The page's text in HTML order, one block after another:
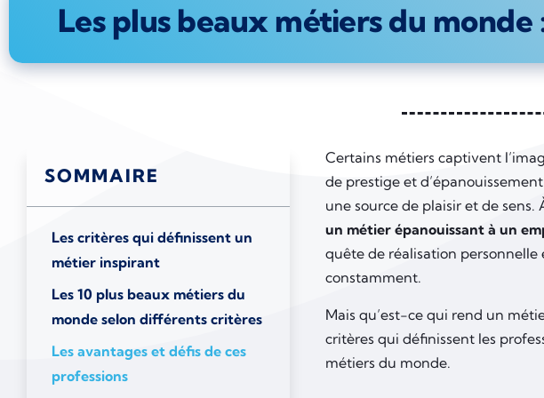
Les plus beaux métiers du
SOMMAIRE
Les critères qui définissent un
métier inspirant
Les 10 plus beaux métiers du
monde selon différents critères
Les avantages et défis de ces
professions
Certains métiers captivent
de prestige et
une source de plaisir et de
un métier épanouissant à un
quête de réalisation
constamment.
Mais qu’est-ce qui rend un
critères qui définissent les
métiers du monde.